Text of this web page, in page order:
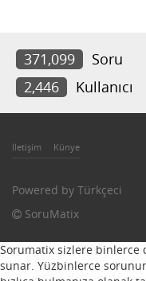
371,099 Soru
2,446
Kullanıcı
İletişim Künye
Powered by Türkçeci
SoruMatix
Sorumatix sizlere binlerce
sunar. Yüzbinlerce